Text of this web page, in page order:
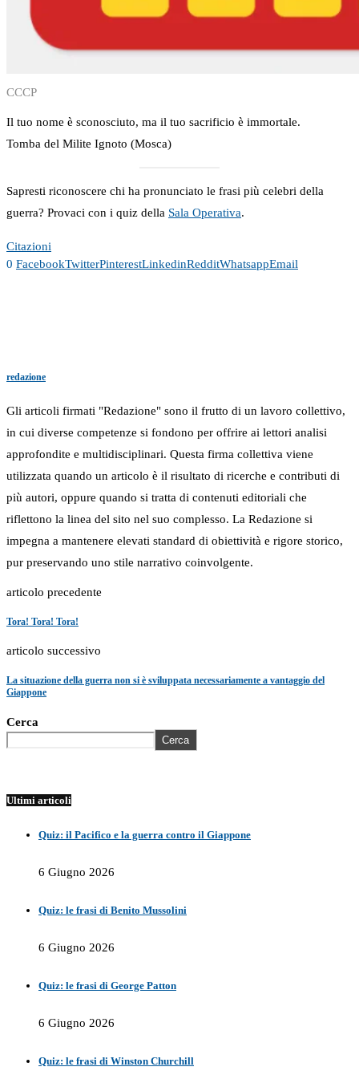
CCCP
Il tuo nome è sconosciuto, ma il tuo sacrificio è immortale.
Tomba del Milite Ignoto (Mosca)
Sapresti riconoscere chi ha pronunciato le frasi più celebri della
guerra? Provaci con i quiz della Sala Operativa.
Citazioni
0 FacebookTwitterPinterestLinkedinRedditWhatsappEmail
redazione
Gli articoli firmati "Redazione" sono il frutto di un lavoro collettivo,
in cui diverse competenze si fondono per offrire ai lettori analisi
approfondite e multidisciplinari. Questa firma collettiva viene
utilizzata quando un articolo è il risultato di ricerche e contributi di
più autori, oppure quando si tratta di contenuti editoriali che
riflettono la linea del sito nel suo complesso. La Redazione si
impegna a mantenere elevati standard di obiettività e rigore storico,
pur preservando uno stile narrativo coinvolgente.
articolo precedente
Tora! Tora! Tora!
articolo successivo
La situazione della guerra non si è sviluppata necessariamente a vantaggio del
Giappone
Cerca
Cerca
Ultimi articoli
Quiz: il Pacifico e la guerra contro il Giappone
6 Giugno 2026
Quiz: le frasi di Benito Mussolini
6 Giugno 2026
Quiz: le frasi di George Patton
6 Giugno 2026
Quiz: le frasi di Winston Churchill